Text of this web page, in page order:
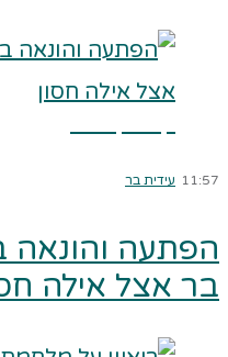
11:57 עידית בר
הפתעה והונאה
בר אצל אילה